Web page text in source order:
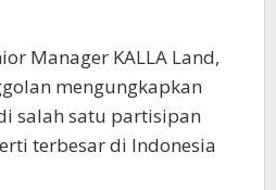
Manager KALLA Land,
mengungkapkan
salah satu partisipan
terbesar di Indonesia